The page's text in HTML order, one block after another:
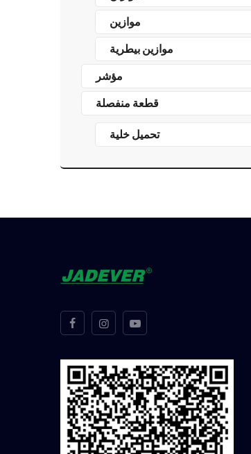
موازين
موازين بيطرية
مؤشر
قطعة منفصلة
تحميل خلية